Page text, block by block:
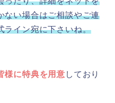
ない場合はご相談やご連
ライン宛に下さいね。
様に特典を用意 しており